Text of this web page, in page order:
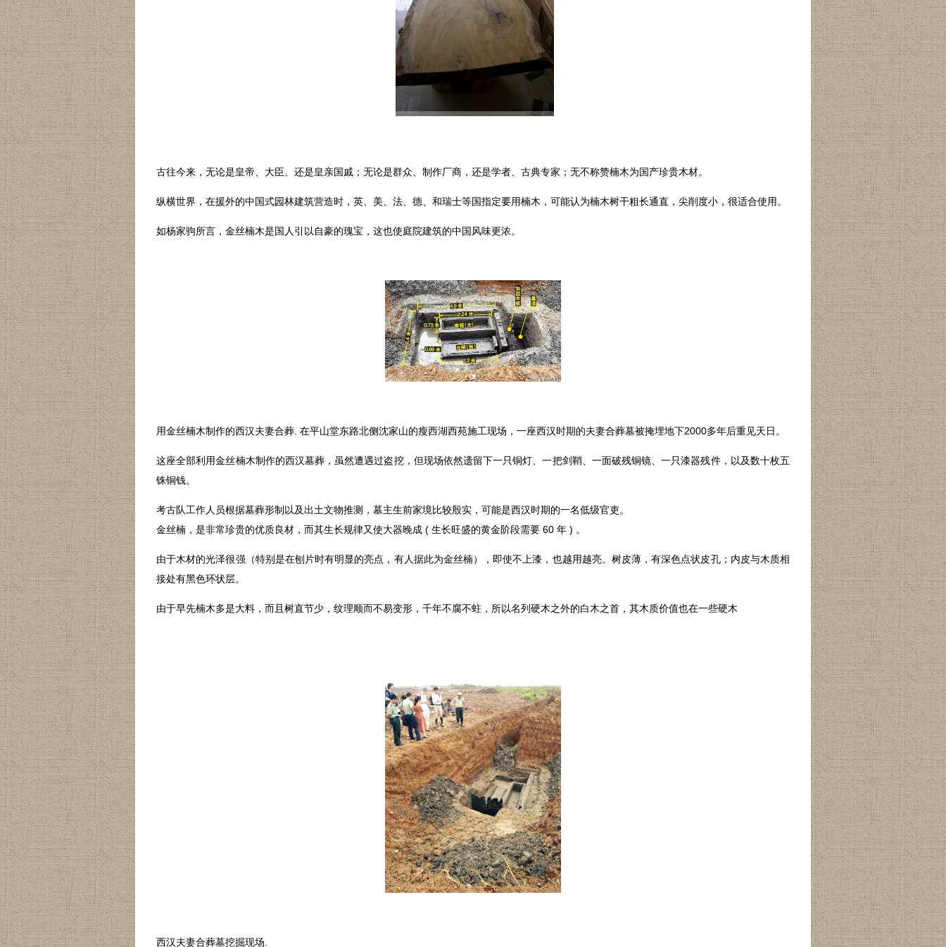
古往今来，无论是皇帝、大臣、还是皇亲国戚；无论是群众、制作厂商，还是学者、古典专家；无不称赞楠木为国产珍贵木材。
纵横世界，在援外的中国式园林建筑营造时，英、美、法、德、和瑞士等国指定要用楠木，可能认为楠木树干粗长通直，尖削度小，很适合使用。
如杨家驹所言，金丝楠木是国人引以自豪的瑰宝，这也使庭院建筑的中国风味更浓。
用金丝楠木制作的西汉夫妻合葬. 在平山堂东路北侧沈家山的瘦西湖西苑施工现场，一座西汉时期的夫妻合葬墓被掩埋地下2000多年后重见天日。
这座全部利用金丝楠木制作的西汉墓葬，虽然遭遇过盗挖，但现场依然遗留下一只铜灯、一把剑鞘、一面破残铜镜、一只漆器残件，以及数十枚五
铢铜钱。
考古队工作人员根据墓葬形制以及出土文物推测，墓主生前家境比较殷实，可能是西汉时期的一名低级官吏。
金丝楠，是非常珍贵的优质良材，而其生长规律又使大器晚成 ( 生长旺盛的黄金阶段需要 60 年 ) 。
由于木材的光泽很强（特别是在刨片时有明显的亮点，有人据此为金丝楠），即使不上漆，也越用越亮。树皮薄，有深色点状皮孔；内皮与木质相
接处有黑色环状层。
由于早先楠木多是大料，而且树直节少，纹理顺而不易变形，千年不腐不蛀，所以名列硬木之外的白木之首，其木质价值也在一些硬木
西汉夫妻合葬墓挖掘现场.